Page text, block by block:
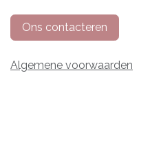
Ons contacteren
Algemene voorwaarden